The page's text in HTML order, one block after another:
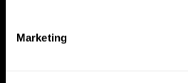
Marketing